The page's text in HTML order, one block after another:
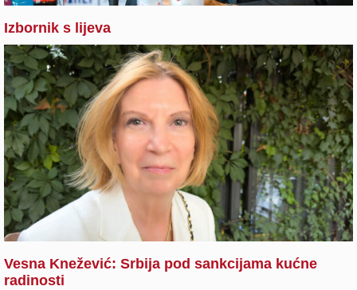
Izbornik s lijeva
Vesna Knežević: Srbija pod sankcijama kućne
radinosti